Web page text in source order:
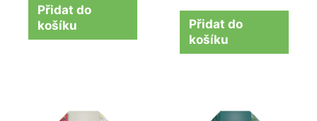
Přidat do
košíku
Přidat do
košíku